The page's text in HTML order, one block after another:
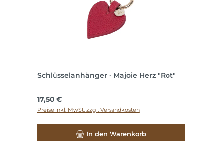
Schlüsselanhänger - Majoie Herz "Rot"
Regulärer Preis:
17,50 €
Preise inkl. MwSt. zzgl. Versandkosten
In den Warenkorb